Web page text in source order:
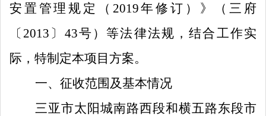
安置管理规定（ 2019年修订）》（三府
〔 2013 〕 43号）等法律法规 ，结合工作实
际， 特制定本项目方案。
一、征收范围及基本情况
三亚市太阳城南路西段和横五路东段市